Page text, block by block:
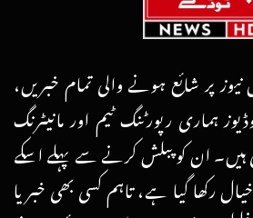
پر شائع ہونے والی تمام خبریں،
ہماری رپورٹنگ ٹیم اور مانیٹرنگ
ان کو پبلش کرنے سے پہلے اسکے
رکھا گیا ہے، تاہم کسی بھی خبر یا